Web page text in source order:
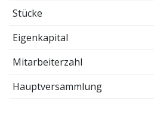
Stücke
Eigenkapital
Mitarbeiterzahl
Hauptversammlung